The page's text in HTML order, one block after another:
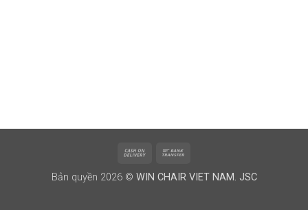
Cash
Delivery
Bản quyền 2026 © WIN CHAIR VIET NAM. JSC